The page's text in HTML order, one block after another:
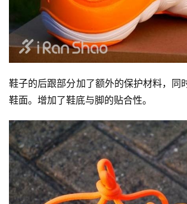
鞋子的后跟部分加了额外的保护材料，同
鞋面。增加了鞋底与脚的贴合性。